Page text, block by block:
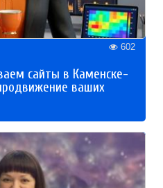
602
сайты в Каменске-
ваших